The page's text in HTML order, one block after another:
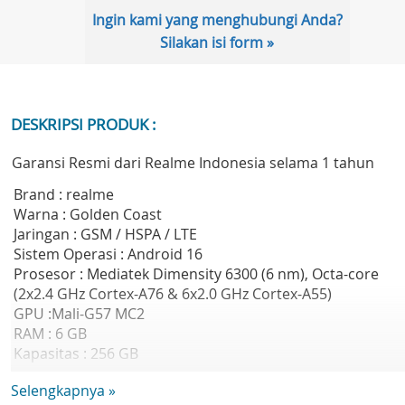
Ingin kami yang menghubungi Anda?
Silakan isi form »
DESKRIPSI PRODUK :
Garansi Resmi dari Realme Indonesia selama 1 tahun
Brand : realme
Warna : Golden Coast
Jaringan : GSM / HSPA / LTE
Sistem Operasi : Android 16
Prosesor : Mediatek Dimensity 6300 (6 nm), Octa-core
(2x2.4 GHz Cortex-A76 & 6x2.0 GHz Cortex-A55)
GPU :Mali-G57 MC2
RAM : 6 GB
Kapasitas : 256 GB
Tipe Layar : IPS LCD, 120Hz
Selengkapnya »